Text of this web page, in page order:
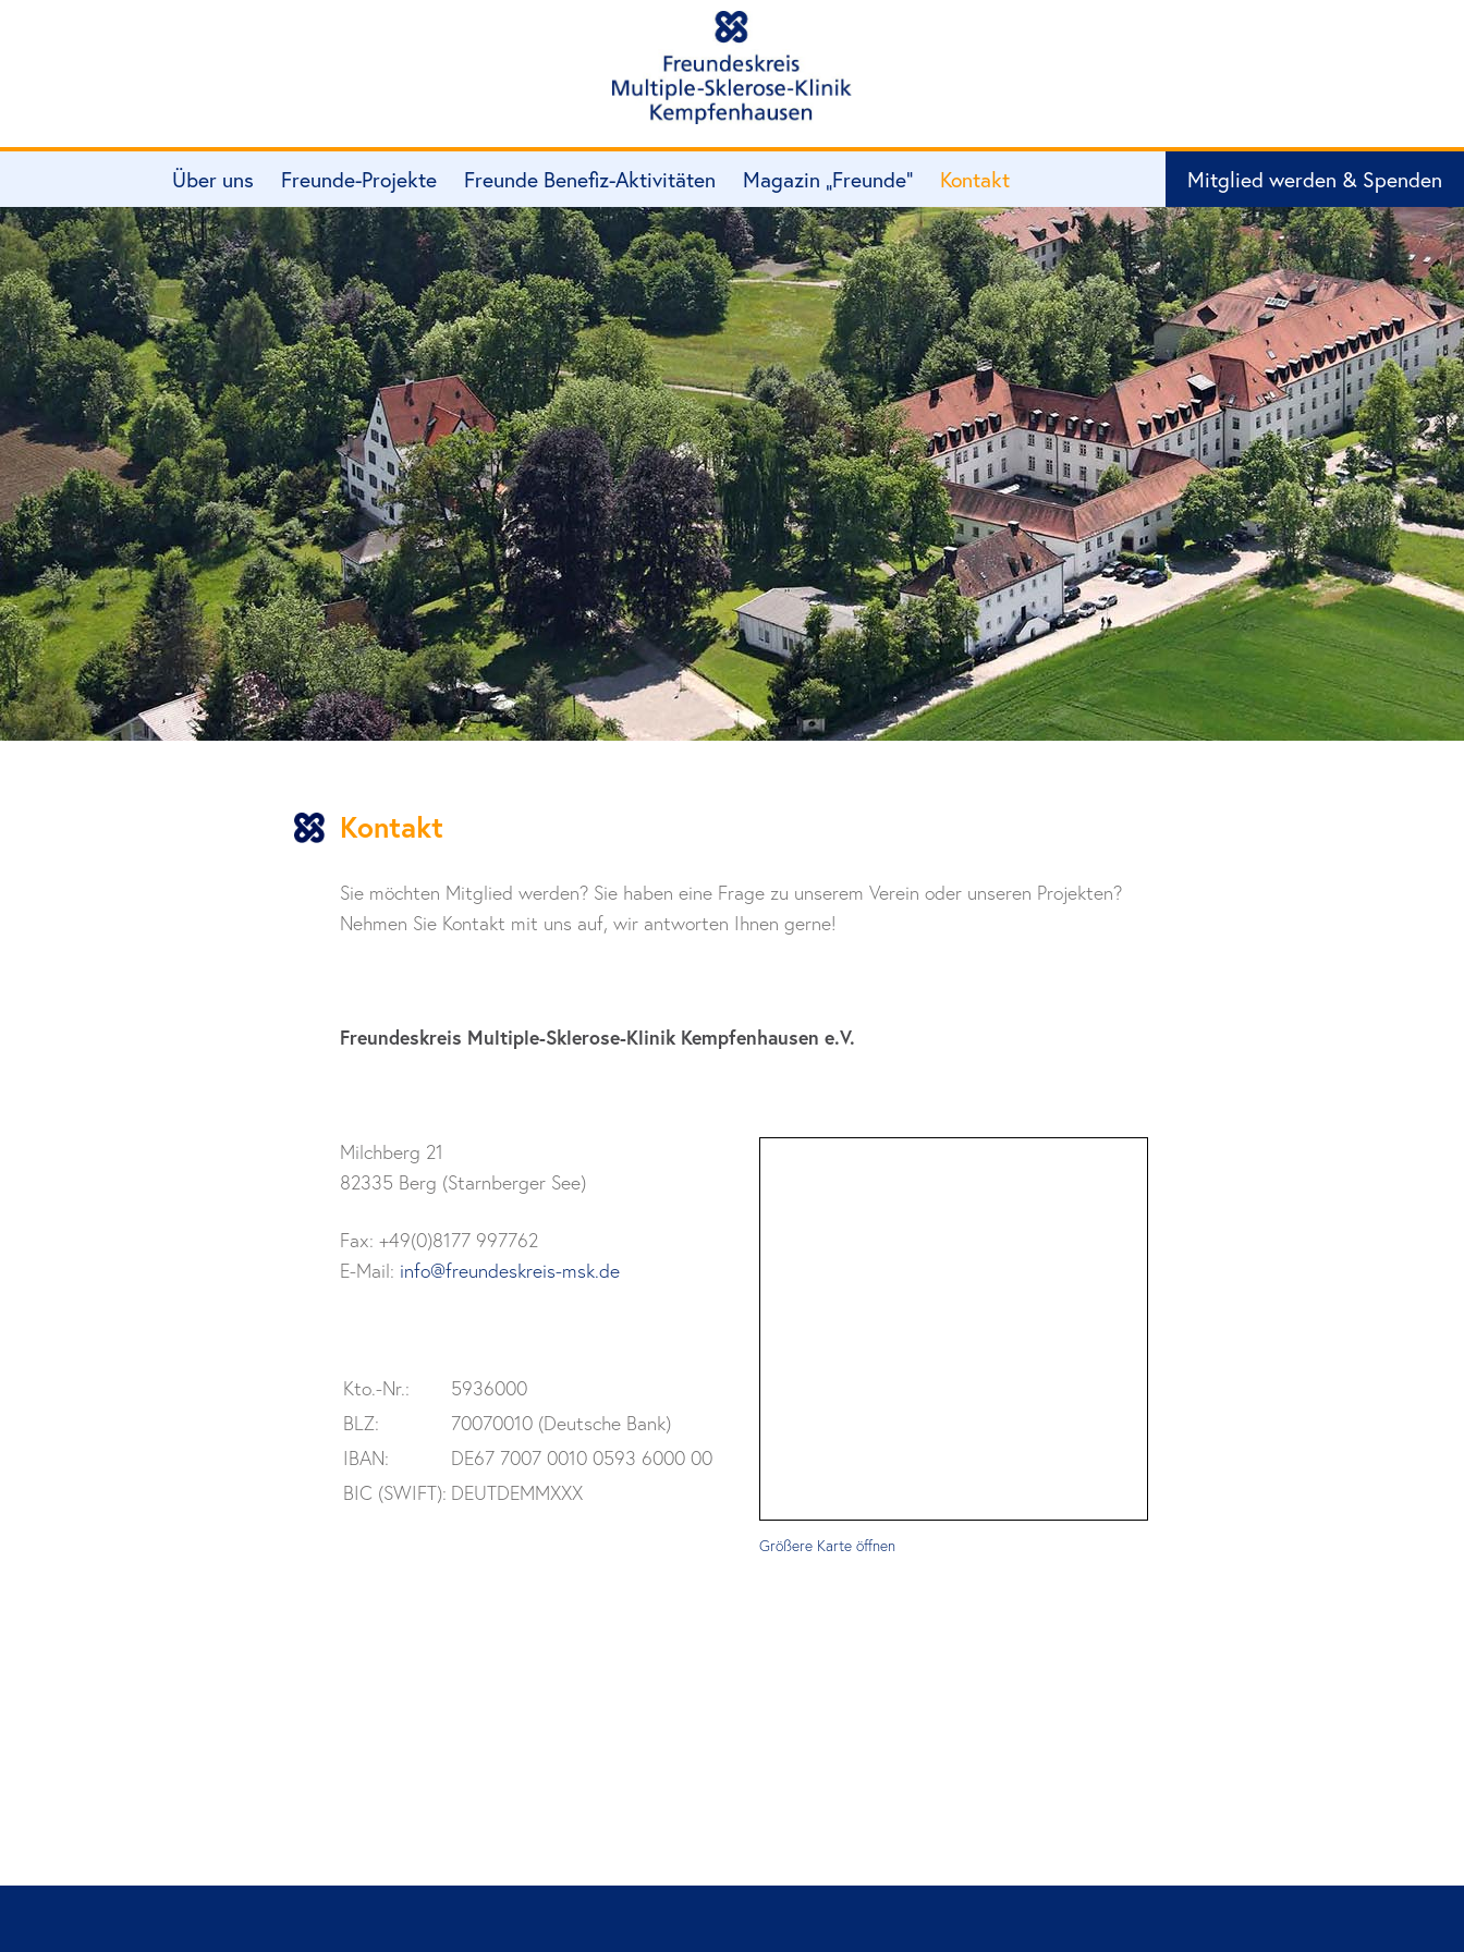
Mitglied werden & Spenden
Über uns Freunde-Projekte Freunde Benefiz-Aktivitäten Magazin „Freunde“ Kontakt
Kontakt
Sie möchten Mitglied werden? Sie haben eine Frage zu unserem Verein oder unseren Projekten?
Nehmen Sie Kontakt mit uns auf, wir antworten Ihnen gerne!
Freundeskreis Multiple-Sklerose-Klinik Kempfenhausen e.V.
Milchberg 21
82335 Berg (Starnberger See)
Fax: +49(0)8177 997762
E-Mail: info@freundeskreis-msk.de
Kto.-Nr.:
5936000
BLZ:
70070010 (Deutsche Bank)
IBAN:
DE67 7007 0010 0593 6000 00
BIC (SWIFT): DEUTDEMMXXX
Größere Karte öffnen